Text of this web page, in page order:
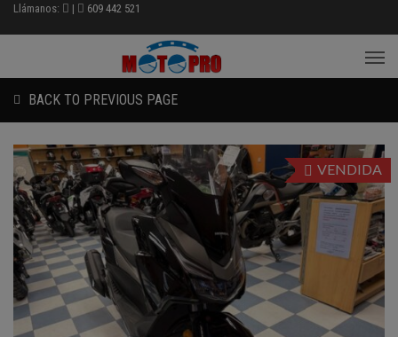
Llámanos: | 609 442 521
BACK TO PREVIOUS PAGE
VENDIDA